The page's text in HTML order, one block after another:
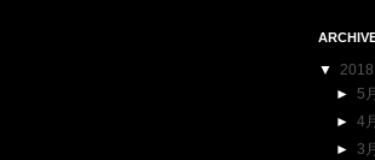
▼ 2018
►5
►4
►3